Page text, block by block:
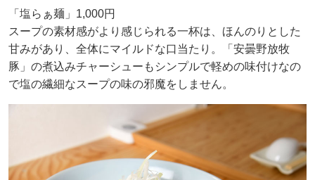
「塩らぁ麺」1,000円
スープの素材感がより感じられる一杯は、ほんのりとした
甘みがあり、全体にマイルドな口当たり。「安曇野放牧
豚」の煮込みチャーシューもシンプルで軽めの味付けなの
で塩の繊細なスープの味の邪魔をしません。